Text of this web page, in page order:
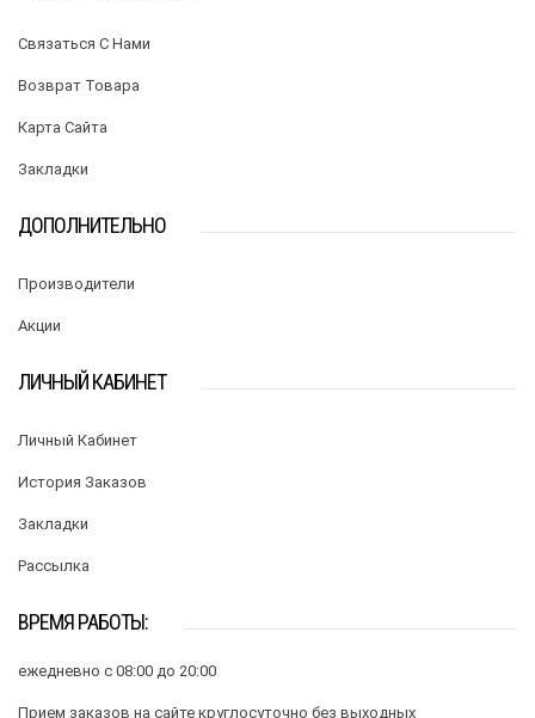
Связаться С Нами
Возврат Товара
Карта Сайта
Закладки
ДОПОЛНИТЕЛЬНО
Производители
Акции
ЛИЧНЫЙ КАБИНЕТ
Личный Кабинет
История Заказов
Закладки
Рассылка
ВРЕМЯ РАБОТЫ:
ежедневно с 08:00 до 20:00
Прием заказов на сайте круглосуточно без выходных